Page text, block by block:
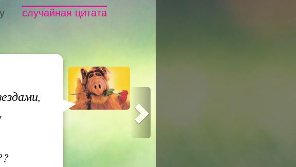
случайная цитата